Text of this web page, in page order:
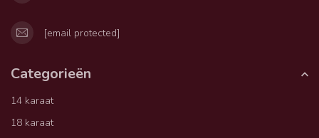
[email protected]
Categorieën
14 karaat
18 karaat